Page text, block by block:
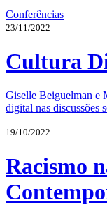
Conferências
23/11/2022
Cultura
Giselle Beiguelman e
digital nas discussões
19/10/2022
Racismo